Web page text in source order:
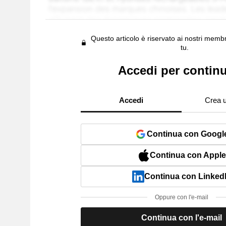
Questo articolo è riservato ai nostri
tu.
Accedi per
Accedi Crea
Continua con
Continua con Apple
Continua con
Oppure con l'e-mail
Continua con l'e-mail